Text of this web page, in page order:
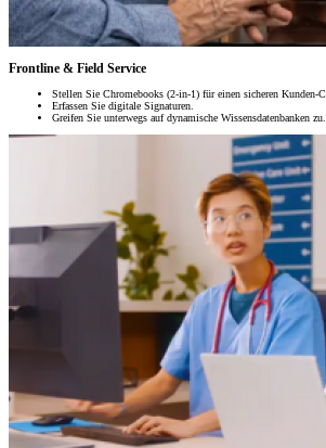
Frontline & Field Service
Stellen Sie Chromebooks (2-in-1) für einen sicheren Kunden-
Erfassen Sie digitale Signaturen.
Greifen Sie unterwegs auf dynamische Wissensdatenbanken zu.